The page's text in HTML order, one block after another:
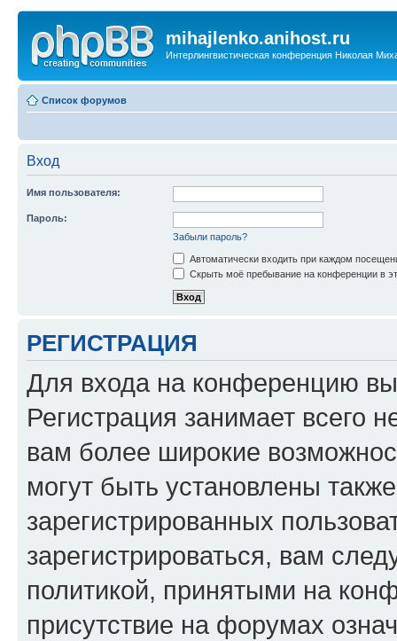
mihajlenko.anihost.ru
Интерлингвистическая конференция Николая
Список форумов
Вход
Имя пользователя:
Пароль:
Забыли пароль?
Автоматически входить при каждом
Скрыть моё пребывание на конференции в
РЕГИСТРАЦИЯ
Для входа на конференцию
Регистрация занимает всего
вам более широкие
могут быть установлены
зарегистрированных
зарегистрироваться, вам
политикой, принятыми на
присутствие на форумах